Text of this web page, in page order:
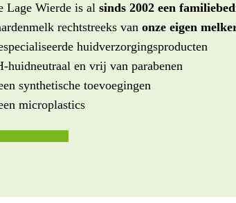
Lage Wierde is alsinds 2002 een
rechtstreeks vanonze eigen
huidverzorgingsproducten
huidneutraal en vrij van parabenen
synthetische toevoegingen
microplastics